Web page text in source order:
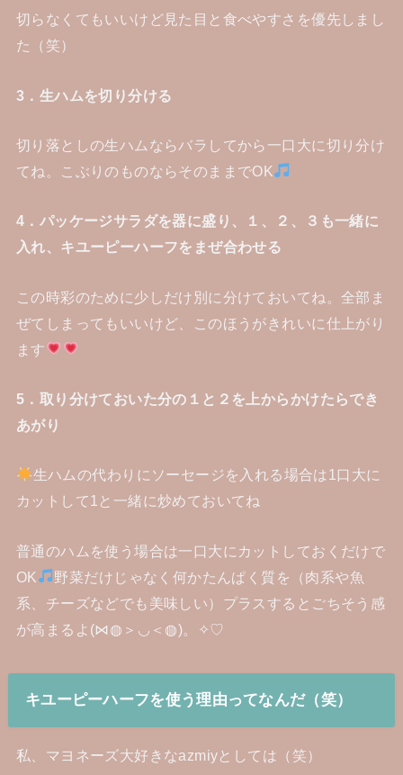
切らなくてもいいけど見た目と食べやすさを優先しまし
た（笑）
3．生ハムを切り分ける
切り落としの生ハムならバラしてから一口大に切り分け
てね。こぶりのものならそのままでOK
4．パッケージサラダを器に盛り、１、２、３も一緒に
入れ、キユーピーハーフをまぜ合わせる
この時彩のために少しだけ別に分けておいてね。全部ま
ぜてしまってもいいけど、このほうがきれいに仕上がり
ます
5．取り分けておいた分の１と２を上からかけたらでき
あがり
生ハムの代わりにソーセージを入れる場合は1口大に
カットして1と一緒に炒めておいてね
普通のハムを使う場合は一口大にカットしておくだけで
OK
野菜だけじゃなく何かたんぱく質を（肉系や魚
系、チーズなどでも美味しい）プラスするとごちそう感
が高まるよ(⋈◍＞◡＜◍)。✧♡
キユーピーハーフを使う理由ってなんだ（笑）
私、マヨネーズ大好きなazmiyとしては（笑）